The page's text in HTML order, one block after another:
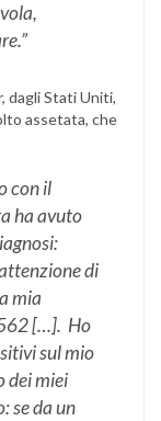
dagli Stati Uniti,
assetata, che
con il
ha avuto
di
mia
[…]. Ho
sul mio
dei miei
se da un